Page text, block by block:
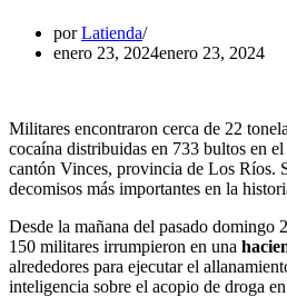
porLatienda
enero 23, 2024enero 23, 2024
Militares encontraron cerca de 22
cocaína distribuidas en 733 bultos en
cantón Vinces, provincia de Los Ríos.
decomisos más importantes en la
Desde la mañana del pasado domingo
150 militares irrumpieron en una
alrededores para ejecutar el
inteligencia sobre el acopio de droga en